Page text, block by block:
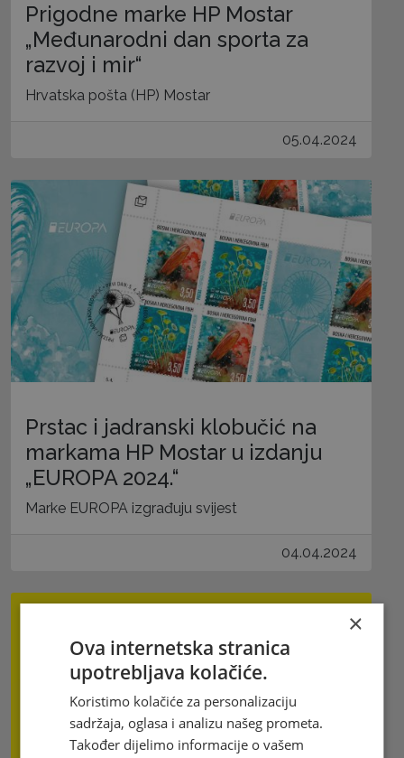
Prigodne marke HP Mostar
„Međunarodni dan sporta za
razvoj i mir“
Hrvatska pošta (HP) Mostar
05.04.2024
Prstac i jadranski klobučić na
markama HP Mostar u izdanju
„EUROPA 2024.“
Marke EUROPA izgrađuju svijest
04.04.2024
×
Ova internetska stranica
upotrebljava kolačiće.
Koristimo kolačiće za personalizaciju
sadržaja, oglasa i analizu našeg prometa.
Također dijelimo informacije o vašem